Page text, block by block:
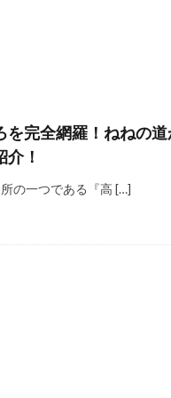
を完全網羅！ねねの
！
の一つである『高 […]